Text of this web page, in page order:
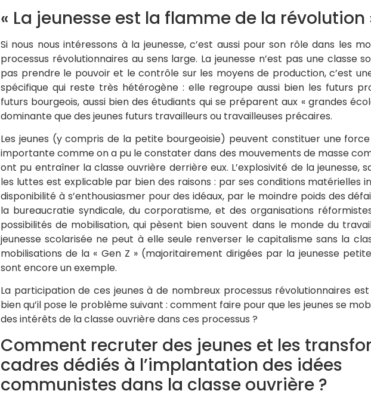
« La jeunesse est la flamme de la révolution
Si nous nous intéressons à la jeunesse, c’est aussi pour son rôle dans les
processus révolutionnaires au sens large. La jeunesse n’est pas une classe
pas prendre le pouvoir et le contrôle sur les moyens de production, c’est
spécifique qui reste très hétérogène : elle regroupe aussi bien les futurs
futurs bourgeois, aussi bien des étudiants qui se préparent aux « grandes
dominante que des jeunes futurs travailleurs ou travailleuses précaires.
Les jeunes (y compris de la petite bourgeoisie) peuvent constituer une
importante comme on a pu le constater dans des mouvements de masse
ont pu entraîner la classe ouvrière derrière eux. L’explosivité de la jeunesse,
les luttes est explicable par bien des raisons : par ses conditions matérielles
disponibilité à s’enthousiasmer pour des idéaux, par le moindre poids des
la bureaucratie syndicale, du corporatisme, et des organisations
possibilités de mobilisation, qui pèsent bien souvent dans le monde du
jeunesse scolarisée ne peut à elle seule renverser le capitalisme sans la
mobilisations de la « Gen Z » (majoritairement dirigées par la jeunesse
sont encore un exemple.
La participation de ces jeunes à de nombreux processus révolutionnaires
bien qu’il pose le problème suivant : comment faire pour que les jeunes se
des intérêts de la classe ouvrière dans ces processus ?
Comment recruter des jeunes et les
cadres dédiés à l’implantation des idées
communistes dans la classe ouvrière ?